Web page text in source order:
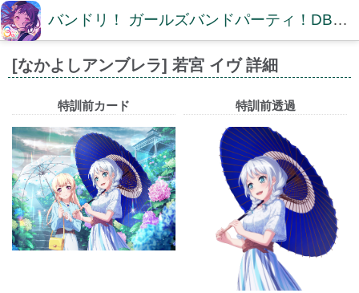
バンドリ！ ガールズバンドパーティ！DB【ガルパDB】
[なかよしアンブレラ] 若宮 イヴ 詳細
特訓前カード 特訓前透過